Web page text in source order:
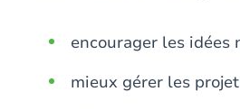
encourager les idées
mieux gérer les